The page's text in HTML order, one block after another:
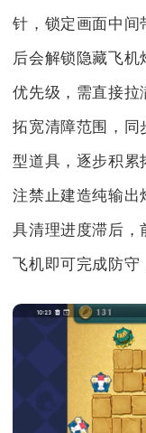
针，锁定画面中间
后会解锁隐藏飞机
优先级，需直接拉
拓宽清障范围，同
型道具，逐步积累
注禁止建造纯输出
具清理进度滞后，
飞机即可完成防守